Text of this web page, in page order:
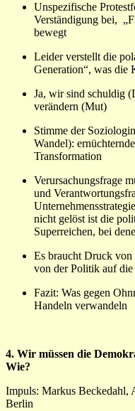
Unspezifische
Verständigung bei,
bewegt
Leider verstellt die
Generation“, was die
Ja, wir sind schuldig
verändern (Mut)
Stimme der
Wandel):
Transformation
Verursachungsfrage
und
nicht gelöst ist die
Superreichen, bei
Es braucht Druck
von der Politik auf die
Fazit: Was gegen
Handeln verwandeln
4. Wir müssen die
Wie?
Impuls: Markus Beckedahl,
Berlin